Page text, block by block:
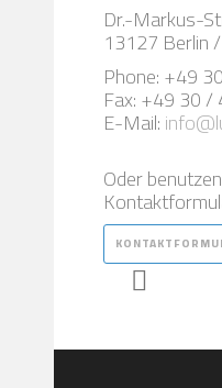
Dr.-Markus-
13127 Berlin
Phone: +49
Fax: +49 30
E-Mail:
Oder